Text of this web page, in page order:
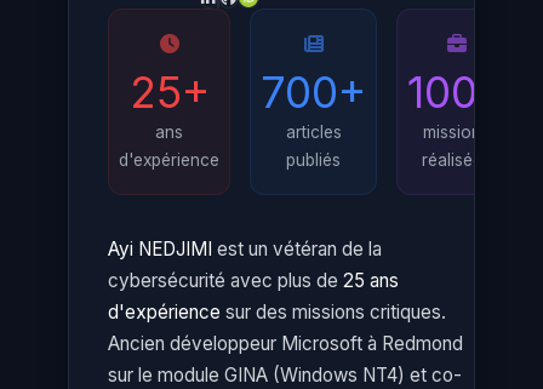
25+
ans
d'expérience
700+
articles
publiés
100+
missions
réalisées
Ayi NEDJIMI est un vétéran de la
cybersécurité avec plus de 25 ans
d'expérience sur des missions critiques.
Ancien développeur Microsoft à Redmond
sur le module GINA (Windows NT4) et co-